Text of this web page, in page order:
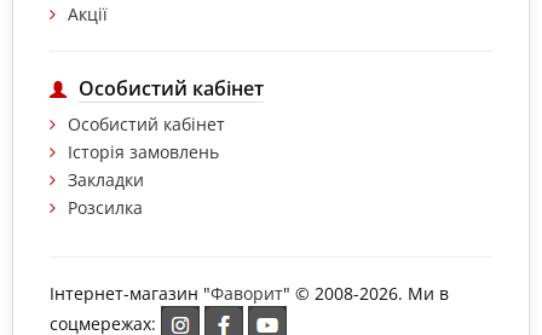
Акції
Особистий кабінет
Особистий кабінет
Історія замовлень
Закладки
Розсилка
Інтернет-магазин "Фаворит" © 2008-2026. Ми в
соцмережах: